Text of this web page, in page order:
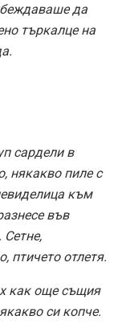
да
търкалце на
сардели в
някакво пиле с
към
във
Сетне,
птичето отлетя.
как още същия
си копче.